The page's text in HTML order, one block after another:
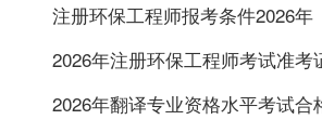
注册环保工程师报考条件2026年
2026年注册环保工程师考试准考
2026年翻译专业资格水平考试合